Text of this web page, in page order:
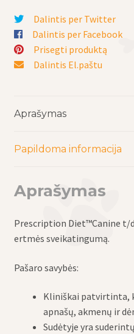
Mini
Dental
Care
-
palaikyti
iki
Dalintis per Twitter
Dalintis per Facebook
Prisegti produktą
Dalintis El.paštu
Aprašymas
Papildoma informacija
Aprašymas
Prescription Diet™Canine t/
ertmės sveikatingumą.
Pašaro savybės:
Kliniškai patvirtinta,
apnašų, akmenų ir
Sudėtyje yra